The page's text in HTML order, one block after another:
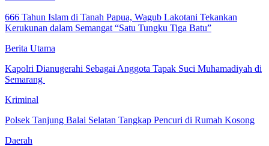
666 Tahun Islam di Tanah Papua, Wagub Lakotani Tekankan
Kerukunan dalam Semangat “Satu Tungku Tiga Batu”
Berita Utama
Kapolri Dianugerahi Sebagai Anggota Tapak Suci Muhamadiyah di
Semarang
Kriminal
Polsek Tanjung Balai Selatan Tangkap Pencuri di Rumah Kosong
Daerah